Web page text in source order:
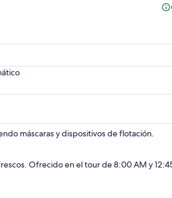
máscaras y dispositivos de flotación.
Ofrecido en el tour de 8:00 AM y